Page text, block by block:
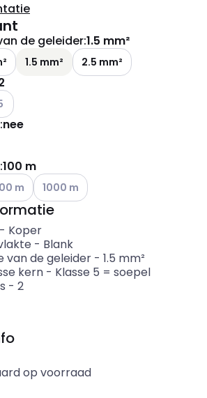
de geleider:1.5 mm²
1.5 mm² 2.5 mm²
(Huidige combinatie niet mogelijk)
(Huidige combinatie niet mogelijk)
varianten (Huidige combinatie niet
:nee
combinatie niet mogelijk)
:100 m
combinatie niet mogelijk)
varianten (Huidige combinatie niet
m Andere varianten (Huidige
1000 m
Koper
- Blank
van de geleider- 1.5 mm²
kern- Klasse 5 = soepel
- 2
op voorraad